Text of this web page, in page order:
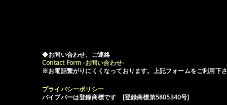
◆お問い合わせ、ご連絡
Contact Form -お問い合わせ-
※お電話繋がりにくくなっております。上記フォームをご利用下
プライバシーポリシー
バイブバーは登録商標です [登録商標第5805340号]